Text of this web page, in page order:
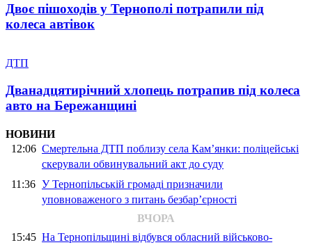
Двоє пішоходів у Тернополі потрапили під
колеса автівок
ДТП
Дванадцятирічний хлопець потрапив під колеса
авто на Бережанщині
НОВИНИ
12:06 Смертельна ДТП поблизу села Кам’янки: поліцейські
скерували обвинувальний акт до суду
11:36 У Тернопільській громаді призначили
уповноваженого з питань безбар’єрності
ВЧОРА
15:45 На Тернопільщині відбувся обласний військово-